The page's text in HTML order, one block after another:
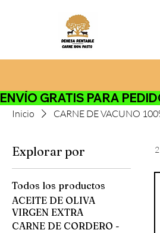
ENVÍO GRATIS PARA
Inicio CARNE DE VACUNO
Explorar por
Todos los productos
ACEITE DE OLIVA
VIRGEN EXTRA
CARNE DE CORDERO -